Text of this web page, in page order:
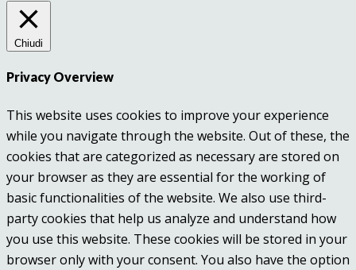
Chiudi
Privacy Overview
This website uses cookies to improve your experience
while you navigate through the website. Out of these, the
cookies that are categorized as necessary are stored on
your browser as they are essential for the working of
basic functionalities of the website. We also use third-
party cookies that help us analyze and understand how
you use this website. These cookies will be stored in your
browser only with your consent. You also have the option